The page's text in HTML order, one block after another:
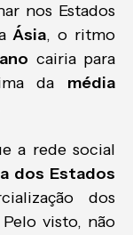
nos Estados
Ásia, o ritmo
cairia para
da média
a rede social
dos Estados
dos
visto, não